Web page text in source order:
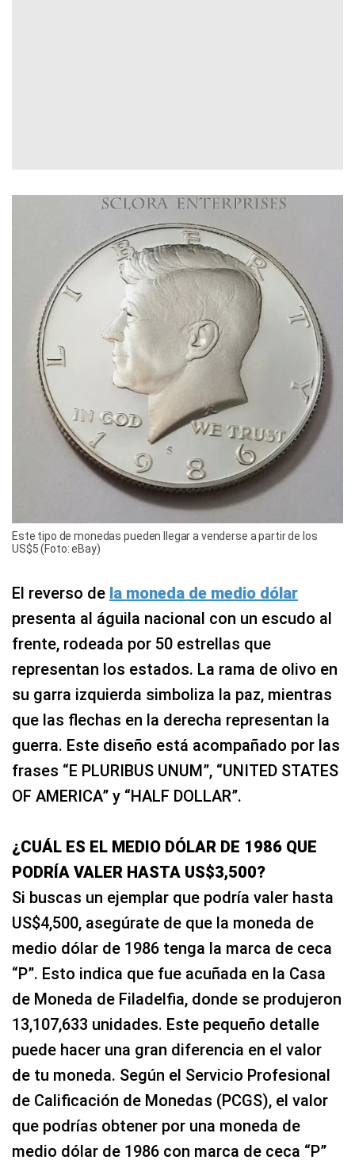
Este tipo de monedas pueden llegar a venderse a partir de los
US$5 (Foto: eBay)
El reverso de la moneda de medio dólar
presenta al águila nacional con un escudo al
frente, rodeada por 50 estrellas que
representan los estados. La rama de olivo en
su garra izquierda simboliza la paz, mientras
que las flechas en la derecha representan la
guerra. Este diseño está acompañado por las
frases “E PLURIBUS UNUM”, “UNITED STATES
OF AMERICA” y “HALF DOLLAR”.
¿CUÁL ES EL MEDIO DÓLAR DE 1986 QUE
PODRÍA VALER HASTA US$3,500?
Si buscas un ejemplar que podría valer hasta
US$4,500, asegúrate de que la moneda de
medio dólar de 1986 tenga la marca de ceca
“P”. Esto indica que fue acuñada en la Casa
de Moneda de Filadelfia, donde se produjeron
13,107,633 unidades. Este pequeño detalle
puede hacer una gran diferencia en el valor
de tu moneda. Según el Servicio Profesional
de Calificación de Monedas (PCGS), el valor
que podrías obtener por una moneda de
medio dólar de 1986 con marca de ceca “P”